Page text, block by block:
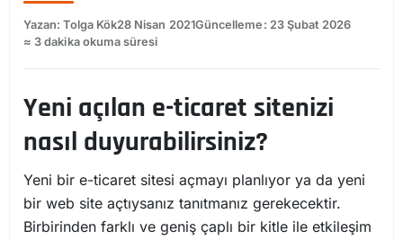
Yazan: Tolga Kök28 Nisan 2021Güncelleme: 23 Şubat 2026
≈ 3 dakika okuma süresi
Yeni açılan e-ticaret sitenizi
nasıl duyurabilirsiniz?
Yeni bir e-ticaret sitesi açmayı planlıyor ya da yeni
bir web site açtıysanız tanıtmanız gerekecektir.
Birbirinden farklı ve geniş çaplı bir kitle ile etkileşim